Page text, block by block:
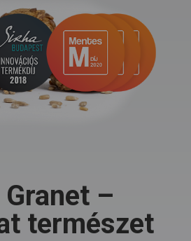
–
természet